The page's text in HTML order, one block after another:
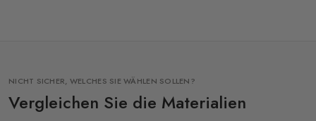
NICHT SICHER, WELCHES SIE WÄHLEN SOLLEN?
Vergleichen Sie die Materialien